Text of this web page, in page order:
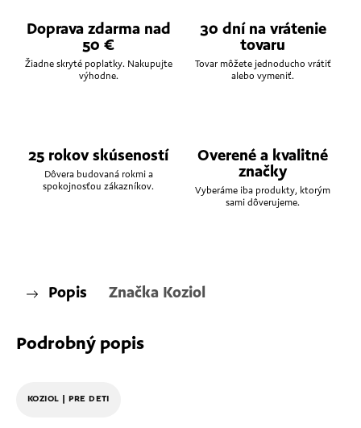
Doprava zdarma nad
50 €
Žiadne skryté poplatky. Nakupujte
výhodne.
30 dní na vrátenie
tovaru
Tovar môžete jednoducho vrátiť
alebo vymeniť.
25 rokov skúseností
Dôvera budovaná rokmi a
spokojnosťou zákazníkov.
Overené a kvalitné
značky
Vyberáme iba produkty, ktorým
sami dôverujeme.
Popis Značka Koziol
Podrobný popis
KOZIOL | PRE DETI